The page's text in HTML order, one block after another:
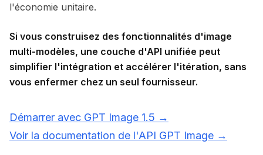
l'économie unitaire.
Si vous construisez des fonctionnalités d'image
multi-modèles, une couche d'API unifiée peut
simplifier l'intégration et accélérer l'itération, sans
vous enfermer chez un seul fournisseur.
Démarrer avec GPT Image 1.5 →
Voir la documentation de l'API GPT Image →